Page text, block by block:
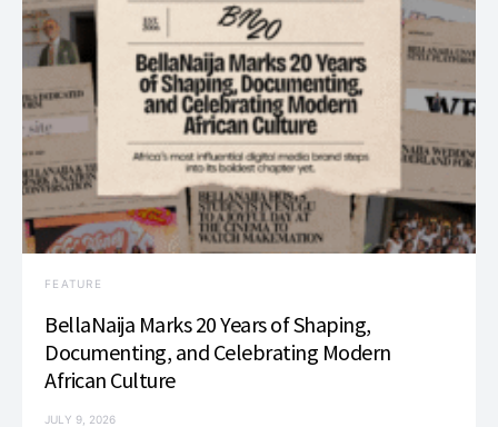
FEATURE
BellaNaija Marks 20 Years of Shaping,
Documenting, and Celebrating Modern
African Culture
JULY 9, 2026